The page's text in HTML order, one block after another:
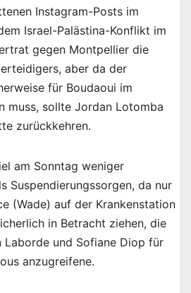
Instagram-Posts im
Israel-Palästina-Konflikt im
gegen Montpellier die
aber da der
für Boudaoui im
muss, sollte Jordan Lotomba
zurückkehren.
am Sonntag weniger
Suspendierungssorgen, da nur
(Wade) auf der Krankenstation
in Betracht ziehen, die
Laborde und Sofiane Diop für
anzugreifene.